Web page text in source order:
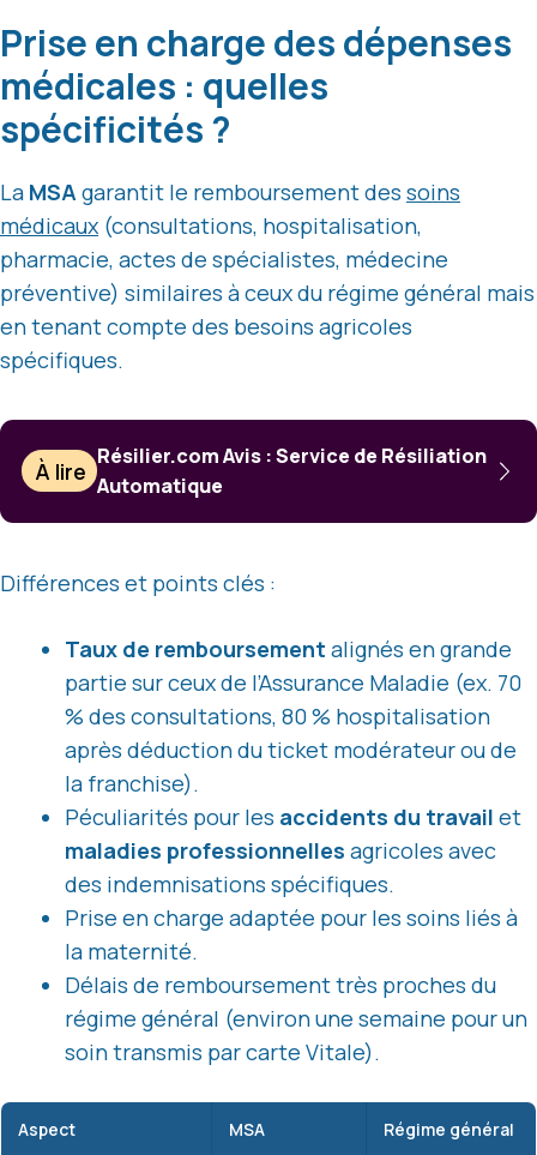
Prise en charge des dépenses
médicales : quelles
spécificités ?
La MSA garantit le remboursement des soins
médicaux (consultations, hospitalisation,
pharmacie, actes de spécialistes, médecine
préventive) similaires à ceux du régime général mais
en tenant compte des besoins agricoles
spécifiques.
À lire
Résilier.com Avis : Service de Résiliation
Automatique
Différences et points clés :
Taux de remboursement alignés en grande
partie sur ceux de l’Assurance Maladie (ex. 70
% des consultations, 80 % hospitalisation
après déduction du ticket modérateur ou de
la franchise).
Péculiarités pour les accidents du travail et
maladies professionnelles agricoles avec
des indemnisations spécifiques.
Prise en charge adaptée pour les soins liés à
la maternité.
Délais de remboursement très proches du
régime général (environ une semaine pour un
soin transmis par carte Vitale).
Aspect MSA Régime général